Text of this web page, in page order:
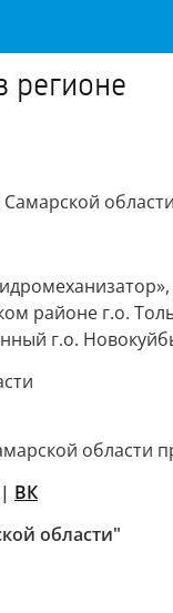
регионе
районе г.о.
г.о.
области
| ВК
области"